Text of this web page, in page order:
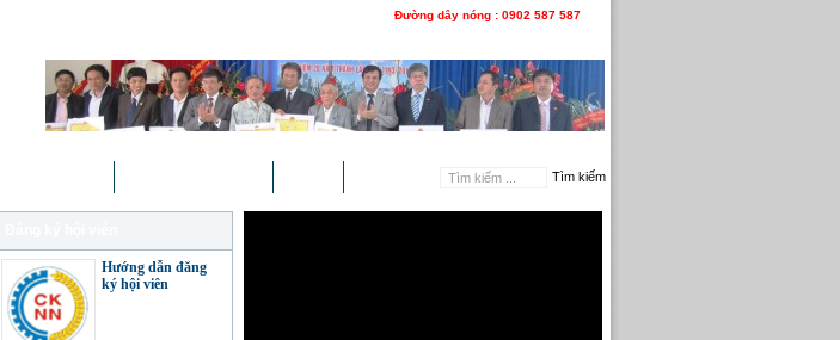
Đường dây nóng : 0902 587 587
Hướng dẫn đăng
ký hội viên